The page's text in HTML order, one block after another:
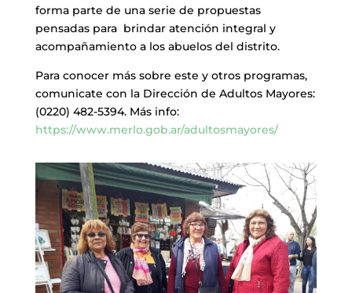
forma parte de una serie de propuestas
pensadas para brindar atención integral y
acompañamiento a los abuelos del distrito.
Para conocer más sobre este y otros programas,
comunicate con la Dirección de Adultos Mayores:
(0220) 482-5394. Más info:
https://www.merlo.gob.ar/adultosmayores/